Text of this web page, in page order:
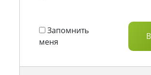
Запомнить
меня